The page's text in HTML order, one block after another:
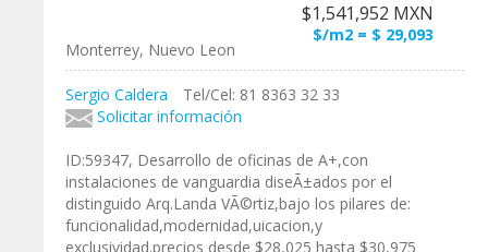
$1,541,952 MXN
$/m2 = $ 29,093
Monterrey, Nuevo Leon
Sergio Caldera
Tel/Cel: 81 8363 32 33
Solicitar información
ID:59347, Desarrollo de oficinas de A+,con
instalaciones de vanguardia diseÃ±ados por el
distinguido Arq.Landa VÃ©rtiz,bajo los pilares de:
funcionalidad,modernidad,uicacion,y
exclusividad.precios desde $28,025 hasta $30,975